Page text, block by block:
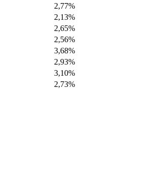
2,77%
2,13%
2,65%
2,56%
3,68%
2,93%
3,10%
2,73%